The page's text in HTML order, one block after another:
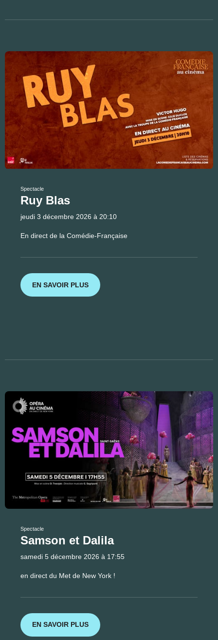
Spectacle
Ruy Blas
jeudi 3 décembre 2026 à 20:10
En direct de la Comédie-Française
EN SAVOIR PLUS
Spectacle
Samson et Dalila
samedi 5 décembre 2026 à 17:55
en direct du Met de New York !
EN SAVOIR PLUS